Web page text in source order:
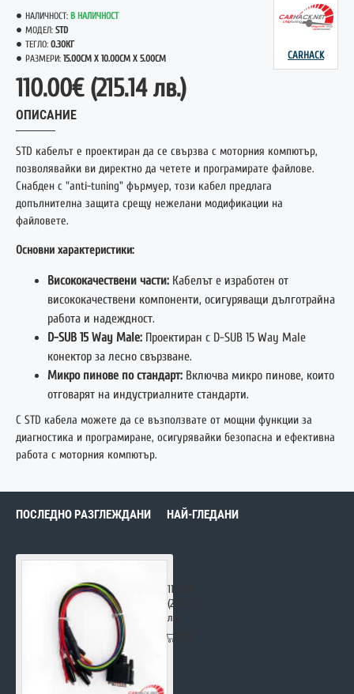
НАЛИЧНОСТ: В НАЛИЧНОСТ
МОДЕЛ: STD
ТЕГЛО: 0.30КГ
РАЗМЕРИ: 15.00CM X 10.00CM X 5.00CM CARHACK
110.00€ (215.14 лв.)
ОПИСАНИЕ
STD кабелът е проектиран да се свързва с моторния компютър,
позволявайки ви директно да четете и програмирате файлове.
Снабден с "anti-tuning" фърмуер, този кабел предлага
допълнителна защита срещу нежелани модификации на
файловете.
Основни характеристики:
Висококачествени части: Кабелът е изработен от
висококачествени компоненти, осигуряващи дълготрайна
работа и надеждност.
D-SUB 15 Way Male: Проектиран с D-SUB 15 Way Male
конектор за лесно свързване.
Микро пинове по стандарт: Включва микро пинове, които
отговарят на индустриалните стандарти.
С STD кабела можете да се възползвате от мощни функции за
диагностика и програмиране, осигурявайки безопасна и ефективна
работа с моторния компютър.
ПОСЛЕДНО РАЗГЛЕЖДАНИ НАЙ-ГЛЕДАНИ
110.00€
(215.14
лв.)